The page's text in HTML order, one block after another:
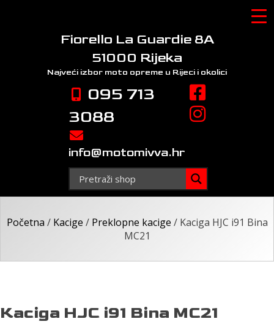
Fiorello La Guardie 8A
51000 Rijeka
Najveći izbor moto opreme u Rijeci i okolici
095 713
3088
info@motomivva.hr
Početna / Kacige / Preklopne kacige / Kaciga HJC i91 Bina
MC21
Kaciga HJC i91 Bina MC21